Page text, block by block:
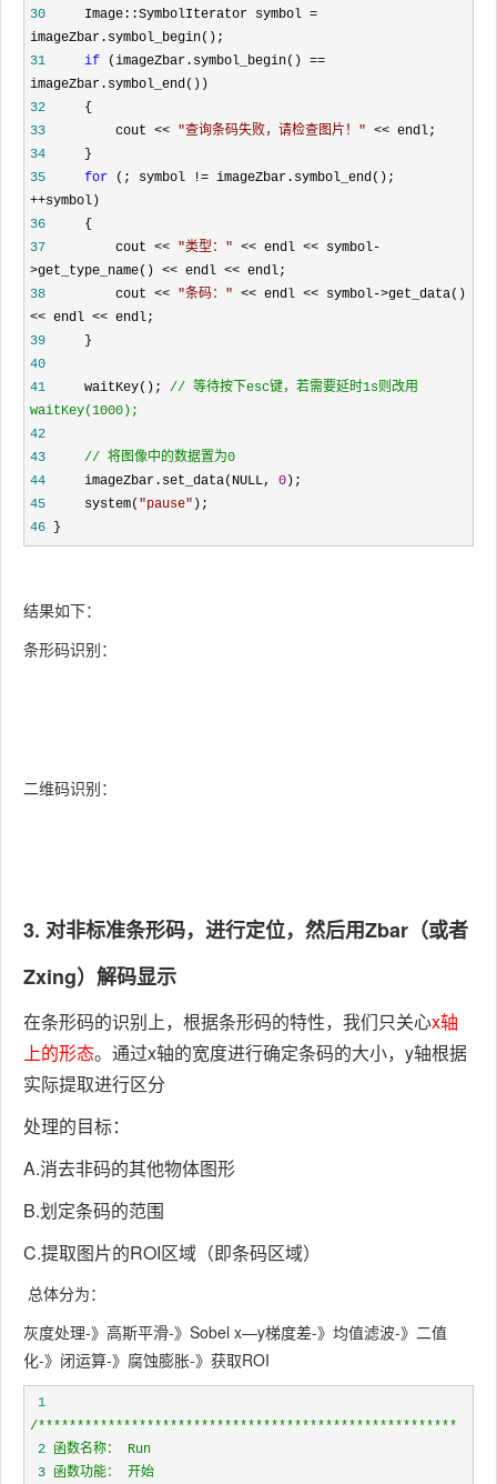
30
     Image::SymbolIterator symbol =
31
if (imageZbar.symbol_begin() ==
32
33
         cout <<
"查询条码失败，请检查图片！ " <<
34
35
for (; symbol != imageZbar.symbol_end();
++
36
37
         cout <<
"类型： " << endl << symbol-
>get_type_name() << endl <<
38
         cout <<
"条码： " << endl << symbol->get_data()
<< endl <<
39
40
41
     waitKey();
// 等待按下esc键，若需要延时1s则改用
42
43
// 将图像中的数据置为0
44
     imageZbar.set_data(NULL,
0
45
     system(
"pause"
46 }
结果如下：
条形码识别：
二维码识别：
3. 对非标准条形码，进行定位，然后用Zbar（或者
Zxing）解码显示
在条形码的识别上，根据条形码的特性，我们只关心x轴
上的形态。通过x轴的宽度进行确定条码的大小，y轴根据
实际提取进行区分
处理的目标：
A.消去非码的其他物体图形
B.划定条码的范围
C.提取图片的ROI区域（即条码区域）
总体分为：
灰度处理-》高斯平滑-》Sobel x—y梯度差-》均值滤波-》二值
化-》闭运算-》腐蚀膨胀-》获取ROI
1
/*
2
3